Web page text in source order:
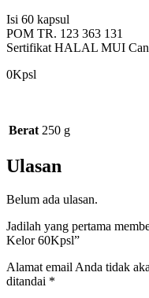
Isi 60 kapsul
POM TR. 123 363 131
Sertifikat HALAL MUI
0Kpsl
Berat 250 g
Ulasan
Belum ada ulasan.
Jadilah yang pertama
Kelor 60Kpsl”
Alamat email Anda tidak
ditandai *